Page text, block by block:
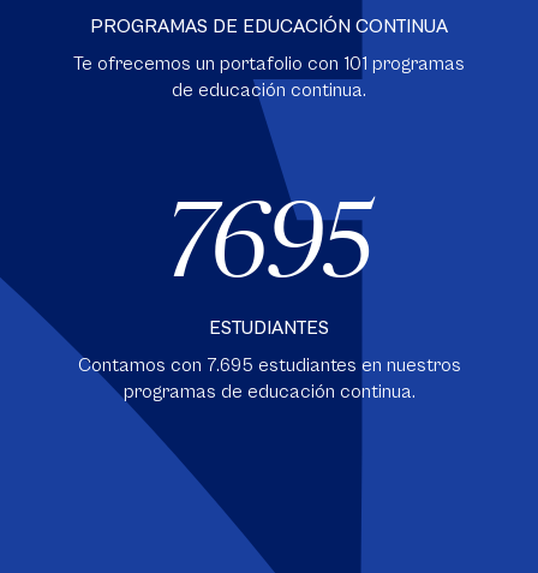
PROGRAMAS DE EDUCACIÓN CONTINUA
Te ofrecemos un portafolio con 101 programas
de educación continua.
7695
ESTUDIANTES
Contamos con 7.695 estudiantes en nuestros
programas de educación continua.